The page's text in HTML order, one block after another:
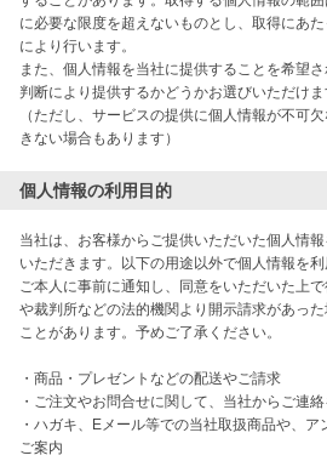
に必要な限度を超えないものとし、取得にあ
により行います。
また、個人情報を当社に提供することを希望
判断により提供するかどうかお選びいただけま
（ただし、サービスの提供に個人情報が不可
きない場合もあります）
個人情報の利用目的
当社は、お客様からご提供いただいた個人情
いただきます。以下の用途以外で個人情報を
ご本人に事前に通知し、同意をいただいた上
や裁判所などの法的機関より開示請求があっ
ことがあります。予めご了承ください。
・商品・プレゼントなどの配送やご請求
・ご注文やお問合せに関して、当社からご連
・ハガキ、Eメール等での当社取扱商品や、
ご案内